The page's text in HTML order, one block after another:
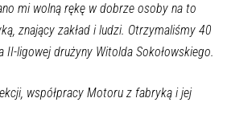
mi wolną rękę w dobrze osoby na to
znający zakład i ludzi. Otrzymaliśmy 40
ligowej drużyny Witolda Sokołowskiego.
współpracy Motoru z fabryką i jej